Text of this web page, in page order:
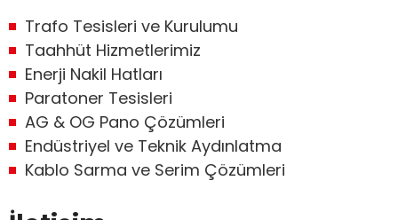
Trafo Tesisleri ve Kurulumu
Taahhüt Hizmetlerimiz
Enerji Nakil Hatları
Paratoner Tesisleri
AG & OG Pano Çözümleri
Endüstriyel ve Teknik Aydınlatma
Kablo Sarma ve Serim Çözümleri